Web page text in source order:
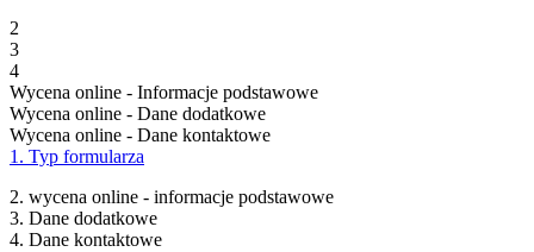
2
3
4
Wycena online - Informacje podstawowe
Wycena online - Dane dodatkowe
Wycena online - Dane kontaktowe
1. Typ formularza
2. wycena online - informacje podstawowe
3. Dane dodatkowe
4. Dane kontaktowe